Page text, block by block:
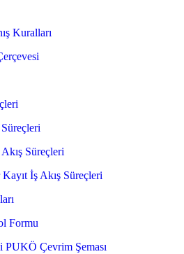
Kuralları
Süreçleri
Kayıt İş Akış Süreçleri
Formu
Çevrim Şeması